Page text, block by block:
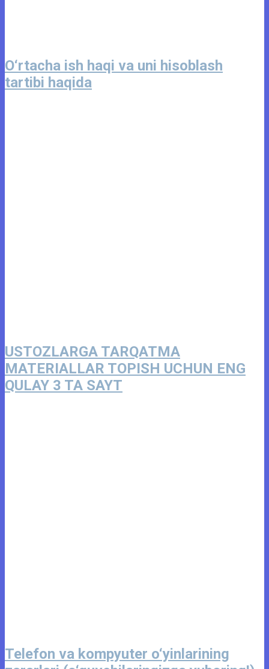
O‘rtacha ish haqi va uni hisoblash
tartibi haqida
USTOZLARGA TARQATMA
MATERIALLAR TOPISH UCHUN ENG
QULAY 3 TA SAYT
Telefon va kompyuter o‘yinlarining